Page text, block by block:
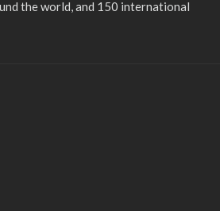
the world, and 150 international